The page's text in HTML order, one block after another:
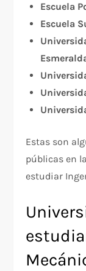
Escuela
Escuela
Estas son
públicas en
estudiar